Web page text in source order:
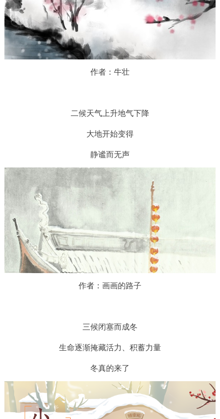
作者：牛壮
二候天气上升地气下降
大地开始变得
静谧而无声
作者：画画的路子
三候闭塞而成冬
生命逐渐掩藏活力、积蓄力量
冬真的来了